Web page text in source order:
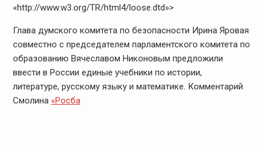
«http://www.w3.org/TR/html4/loose.dtd»>
Глава думского комитета по безопасности Ирина Яровая
совместно с председателем парламентского комитета по
образованию Вячеславом Никоновым предложили
ввести в России единые учебники по истории,
литературе, русскому языку и математике. Комментарий
Смолина «Росба